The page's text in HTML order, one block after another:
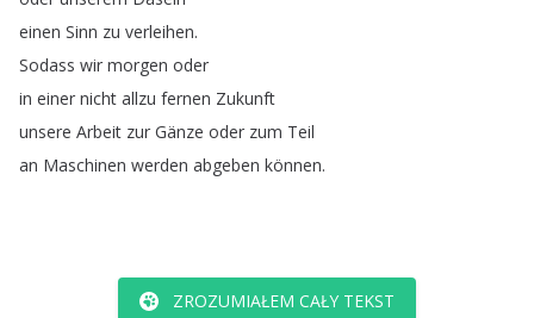
einen Sinn zu verleihen.
Sodass wir morgen oder
in einer nicht allzu fernen Zukunft
unsere Arbeit zur Gänze oder zum Teil
an Maschinen werden abgeben können.
ZROZUMIAŁEM CAŁY TEKST